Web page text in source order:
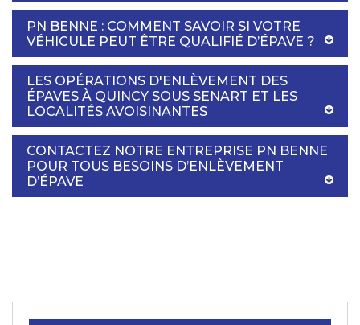
PN BENNE : COMMENT SAVOIR SI VOTRE
VÉHICULE PEUT ÊTRE QUALIFIÉ D’ÉPAVE ?
LES OPÉRATIONS D'ENLÈVEMENT DES
ÉPAVES À QUINCY SOUS SENART ET LES
LOCALITÉS AVOISINANTES
CONTACTEZ NOTRE ENTREPRISE PN BENNE
POUR TOUS BESOINS D’ENLÈVEMENT
D’ÉPAVE